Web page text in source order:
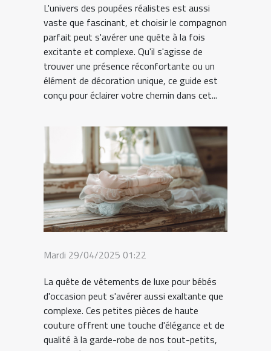
L'univers des poupées réalistes est aussi
vaste que fascinant, et choisir le compagnon
parfait peut s'avérer une quête à la fois
excitante et complexe. Qu'il s'agisse de
trouver une présence réconfortante ou un
élément de décoration unique, ce guide est
conçu pour éclairer votre chemin dans cet...
Mardi 29/04/2025 01:22
La quête de vêtements de luxe pour bébés
d'occasion peut s'avérer aussi exaltante que
complexe. Ces petites pièces de haute
couture offrent une touche d'élégance et de
qualité à la garde-robe de nos tout-petits,